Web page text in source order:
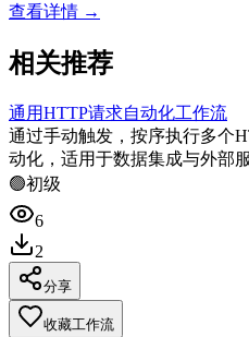
查看详情 →
相关推荐
通用HTTP请求自动化工作流
通过手动触发，按序执行多个
动化，适用于数据集成与外部
🟢初级
6
2
分享
收藏工作流